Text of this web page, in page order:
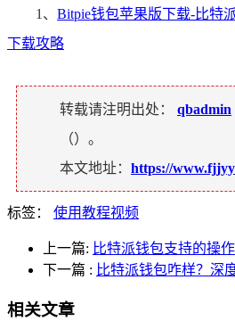
1、 Bitpie钱包苹果版下载-比特
下载攻略
转载请注明出处： qbadmin
（）。
本文地址： https://
标签： 使用教程视频
上一篇: 比特派钱包支持的操
下一篇 : 比特派钱包咋样？深
相关文章